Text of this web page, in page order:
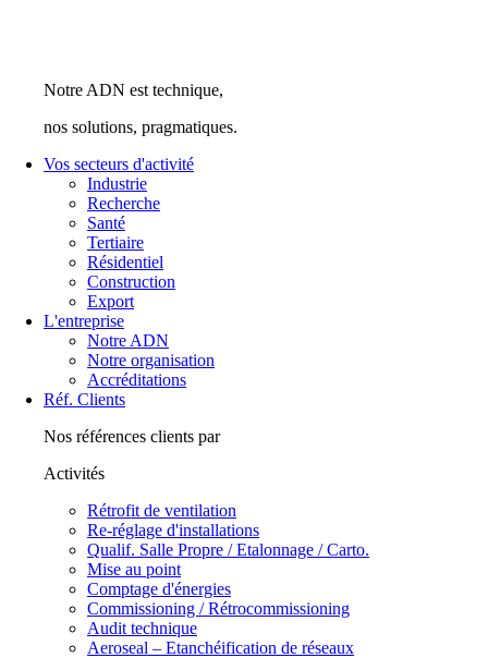
Notre ADN est technique,
nos solutions, pragmatiques.
Vos secteurs d'activité
Industrie
Recherche
Santé
Tertiaire
Résidentiel
Construction
Export
L'entreprise
Notre ADN
Notre organisation
Accréditations
Réf. Clients
Nos références clients par
Activités
Rétrofit de ventilation
Re-réglage d'installations
Qualif. Salle Propre / Etalonnage / Carto.
Mise au point
Comptage d'énergies
Commissioning / Rétrocommissioning
Audit technique
Aeroseal – Etanchéification de réseaux